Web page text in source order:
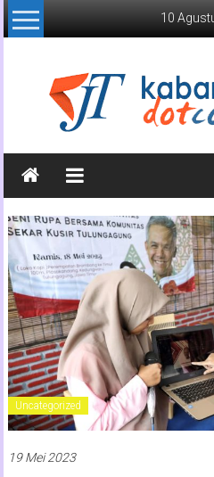
Lompat
ke
10
Kabar
Jawa
Timur
Media
Online
Jawa
Timur
Uncategorized
19 Mei 2023